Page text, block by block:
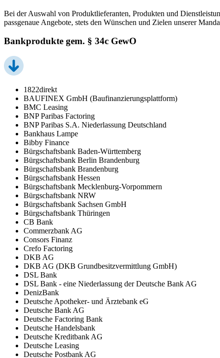
Bei der Auswahl von Produktlieferanten, Produkten und
passgenaue Angebote, stets den Wünschen und Zielen unserer
Bankprodukte gem. § 34c GewO
1822direkt
BAUFINEX GmbH (Baufinanzierungsplattform)
BMC Leasing
BNP Paribas Factoring
BNP Paribas S.A. Niederlassung Deutschland
Bankhaus Lampe
Bibby Finance
Bürgschaftsbank Baden-Württemberg
Bürgschaftsbank Berlin Brandenburg
Bürgschaftsbank Brandenburg
Bürgschaftsbank Hessen
Bürgschaftsbank Mecklenburg-Vorpommern
Bürgschaftsbank NRW
Bürgschaftsbank Sachsen GmbH
Bürgschaftsbank Thüringen
CB Bank
Commerzbank AG
Consors Finanz
Crefo Factoring
DKB AG
DKB AG (DKB Grundbesitzvermittlung GmbH)
DSL Bank
DSL Bank - eine Niederlassung der Deutsche Bank AG
DenizBank
Deutsche Apotheker- und Ärztebank eG
Deutsche Bank AG
Deutsche Factoring Bank
Deutsche Handelsbank
Deutsche Kreditbank AG
Deutsche Leasing
Deutsche Postbank AG